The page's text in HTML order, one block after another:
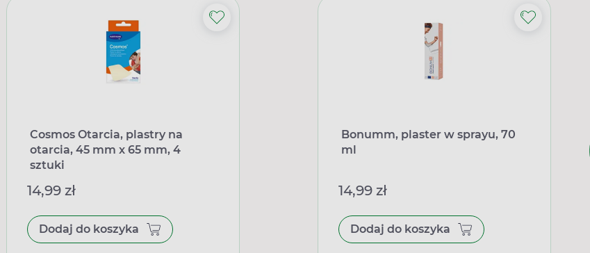
Cosmos Otarcia, plastry na
otarcia, 45 mm x 65 mm, 4
sztuki
14,99 zł
Dodaj do koszyka
Bonumm, plaster w sprayu, 70
ml
14,99 zł
Dodaj do koszyka